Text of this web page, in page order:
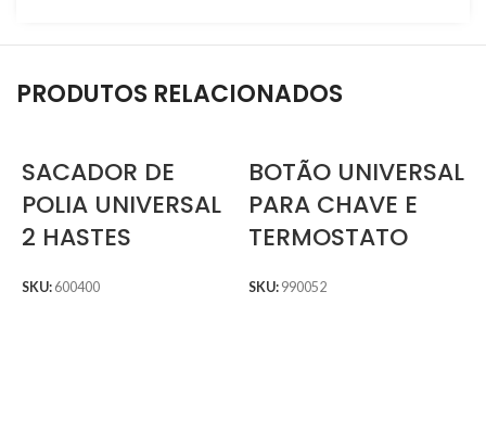
PRODUTOS RELACIONADOS
SACADOR DE
POLIA UNIVERSAL
2 HASTES
SKU: 600400
BOTÃO UNIVERSAL
PARA CHAVE E
TERMOSTATO
SKU: 990052